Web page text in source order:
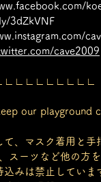
3dZkVNF
cave2009
our playground
、マスク着用と手
スーツなど他の方
込みは禁止してい